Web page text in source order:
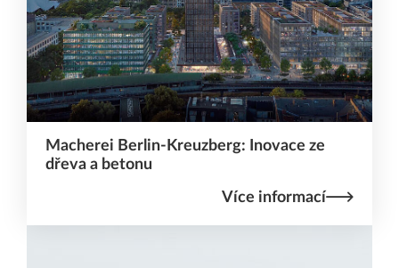
Macherei Berlin-Kreuzberg: Inovace ze
dřeva a betonu
Více informací